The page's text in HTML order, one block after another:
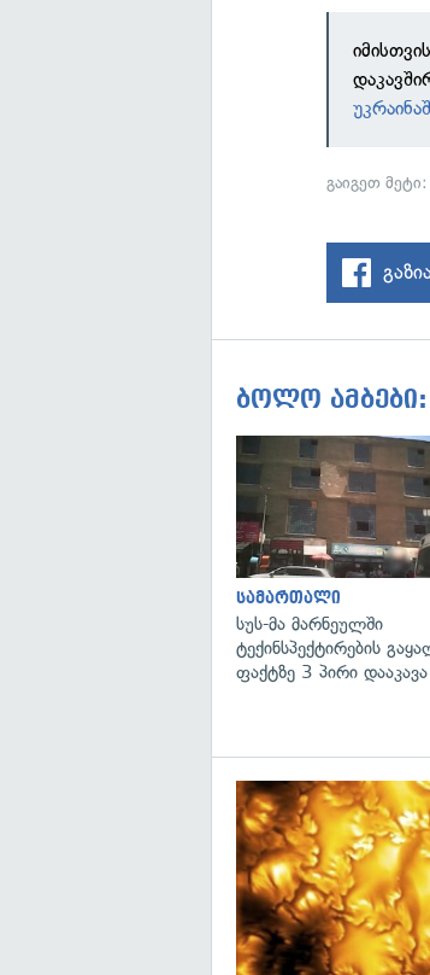
გაიგეთ
ბოლო ამბები:
სამართალი
სუს-მა მარნეულში
ტექინსპექტირების
ფაქტზე 3 პირი დააკავა